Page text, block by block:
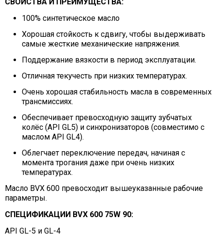
100% синтетическое масло
Хорошая стойкость к сдвигу, чтобы выдерживать
самые жесткие механические напряжения.
Поддержание вязкости в период эксплуатации.
Отличная текучесть при низких температурах.
Очень хорошая стабильность масла в современных
трансмиссиях.
Обеспечивает превосходную защиту зубчатых
колёс (API GL5) и синхронизаторов (совместимо с
маслом API GL4).
Облегчает переключение передач, начиная с
момента трогания даже при очень низких
температурах.
Масло BVX 600 превосходит вышеуказанные рабочие
параметры.
СПЕЦИФИКАЦИИ BVX 600 75W 90:
API GL-5 и GL-4